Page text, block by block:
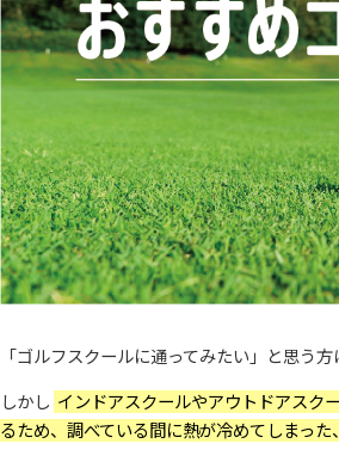
「ゴルフスクールに通ってみたい」と思う方
しかし インドアスクールやアウトドアスク
るため、調べている間に熱が冷めてしまっ